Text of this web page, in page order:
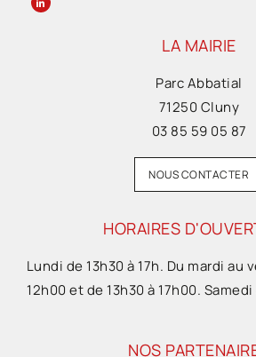
LA MAIRIE
Parc Abbatial
71250 Cluny
03 85 59 05 87
NOUS CONTACTER
HORAIRES
Lundi de 13h30 à 17h. Du mardi au
12h00 et de 13h30 à 17h00.
NOS